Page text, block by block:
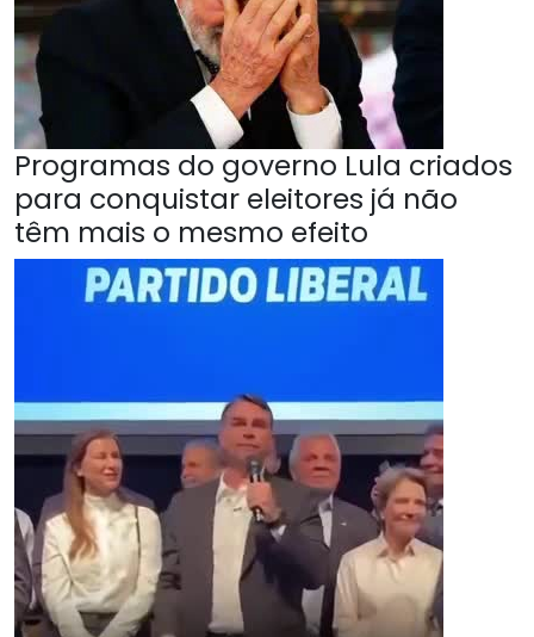
Programas do governo Lula criados
para conquistar eleitores já não
têm mais o mesmo efeito